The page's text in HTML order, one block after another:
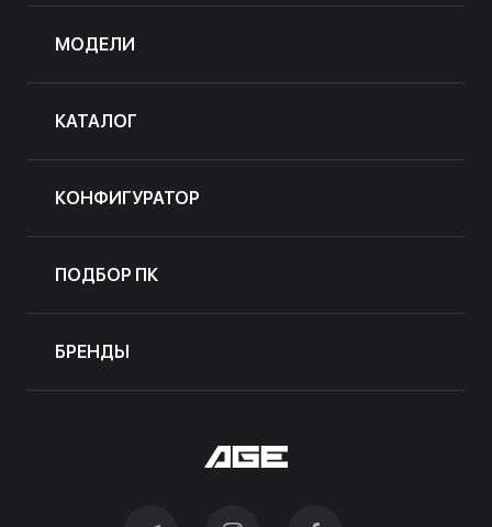
МОДЕЛИ
КАТАЛОГ
КОНФИГУРАТОР
ПОДБОР ПК
БРЕНДЫ